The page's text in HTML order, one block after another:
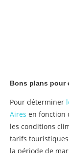
Bons plans pour
Pour déterminer
Aires en fonction
les conditions
tarifs
la période de